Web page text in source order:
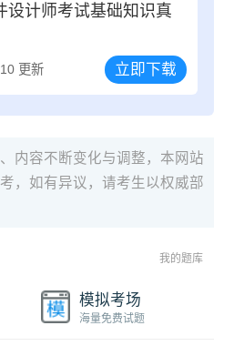
设计师考试基础知识真
更新 立即下载
内容不断变化与调整，本网站
，如有异议，请考生以权威部
我的题库
模拟考场
海量免费试题